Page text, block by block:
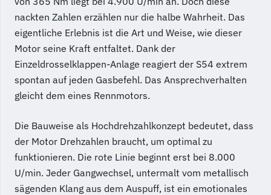
nackten Zahlen erzählen nur die halbe Wahrheit. Das
eigentliche Erlebnis ist die Art und Weise, wie dieser
Motor seine Kraft entfaltet. Dank der
Einzeldrosselklappen-Anlage reagiert der S54 extrem
spontan auf jeden Gasbefehl. Das Ansprechverhalten
gleicht dem eines Rennmotors.
Die Bauweise als Hochdrehzahlkonzept bedeutet, dass
der Motor Drehzahlen braucht, um optimal zu
funktionieren. Die rote Linie beginnt erst bei 8.000
U/min. Jeder Gangwechsel, untermalt vom metallisch
sägenden Klang aus dem Auspuff, ist ein emotionales